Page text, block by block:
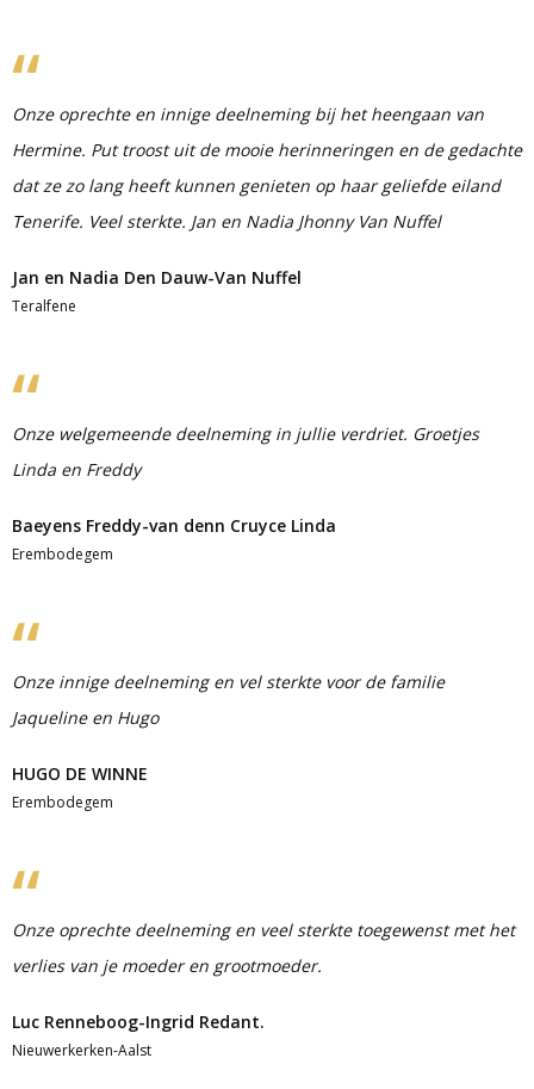
Onze oprechte en innige deelneming bij het heengaan van
Hermine. Put troost uit de mooie herinneringen en de gedachte
dat ze zo lang heeft kunnen genieten op haar geliefde eiland
Tenerife. Veel sterkte. Jan en Nadia Jhonny Van Nuffel
Jan en Nadia Den Dauw-Van Nuffel
Teralfene
Onze welgemeende deelneming in jullie verdriet. Groetjes
Linda en Freddy
Baeyens Freddy-van denn Cruyce Linda
Erembodegem
Onze innige deelneming en vel sterkte voor de familie
Jaqueline en Hugo
HUGO DE WINNE
Erembodegem
Onze oprechte deelneming en veel sterkte toegewenst met het
verlies van je moeder en grootmoeder.
Luc Renneboog-Ingrid Redant.
Nieuwerkerken-Aalst